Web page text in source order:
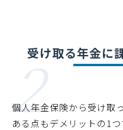
2受け取る年金に
個人年金保険から受け取
ある点もデメリットの1